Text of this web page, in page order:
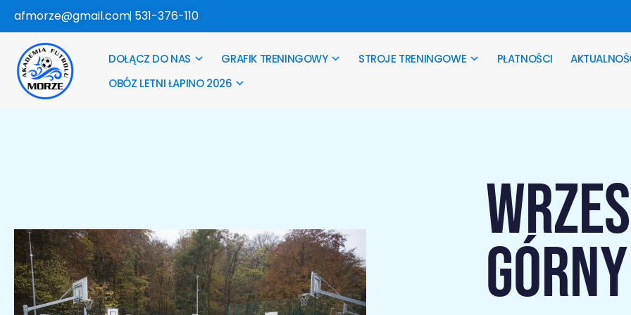
afmorze@gmail.com 531-376-110
DOŁĄCZ DO NAS GRAFIK TRENINGOWY STROJE TRENINGOWE PŁATNOŚCI
OBÓZ LETNI ŁAPINO 2026
GÓRNY